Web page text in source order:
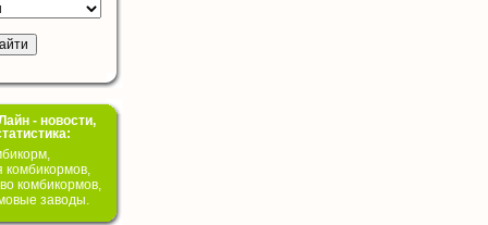
- новости,
комбикормов,
комбикормов,
заводы.